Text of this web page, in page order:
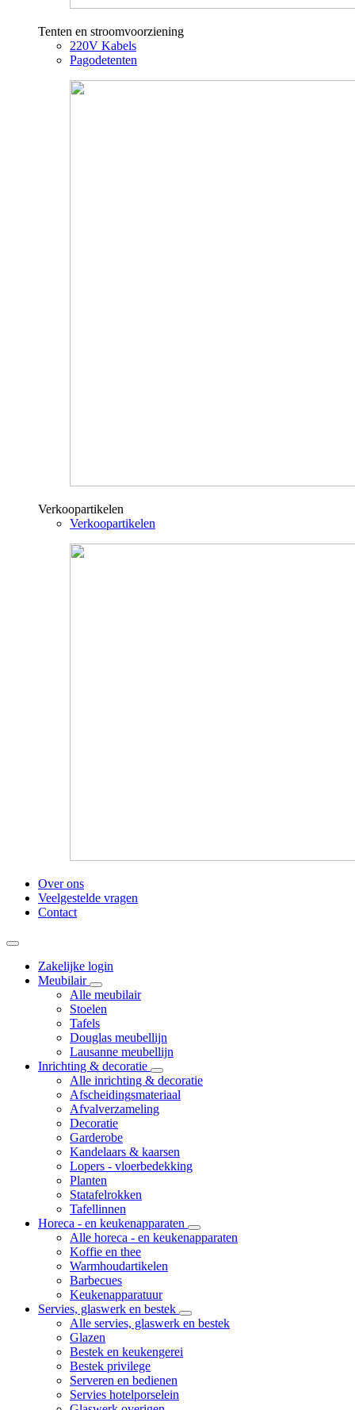
Tenten en stroomvoorziening
220V Kabels
Pagodetenten
Verkoopartikelen
Verkoopartikelen
Over ons
Veelgestelde vragen
Contact
Zakelijke login
Meubilair
Alle meubilair
Stoelen
Tafels
Douglas meubellijn
Lausanne meubellijn
Inrichting & decoratie
Alle inrichting & decoratie
Afscheidingsmateriaal
Afvalverzameling
Decoratie
Garderobe
Kandelaars & kaarsen
Lopers - vloerbedekking
Planten
Statafelrokken
Tafellinnen
Horeca - en keukenapparaten
Alle horeca - en keukenapparaten
Koffie en thee
Warmhoudartikelen
Barbecues
Keukenapparatuur
Servies, glaswerk en bestek
Alle servies, glaswerk en bestek
Glazen
Bestek en keukengerei
Bestek privilege
Serveren en bedienen
Servies hotelporselein